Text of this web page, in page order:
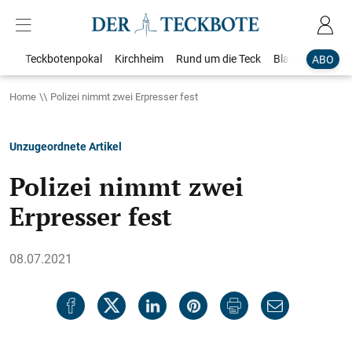
ABO
Teckbotenpokal Kirchheim Rund um die Teck Blaulicht
Home Polizei nimmt zwei Erpresser fest
Unzugeordnete Artikel
Polizei nimmt zwei
Erpresser fest
08.07.2021